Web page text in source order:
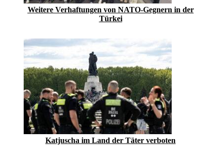
Weitere Verhaftungen von NATO-Gegnern in der
Türkei
Katjuscha im Land der Täter verboten